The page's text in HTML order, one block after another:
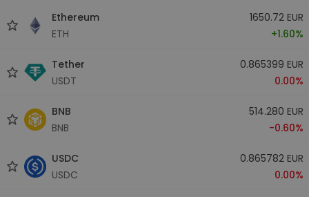
Ethereum
ETH
1650.72 EUR
+1.60%
Tether
USDT
0.865399 EUR
0.00%
BNB
BNB
514.280 EUR
-0.60%
USDC
USDC
0.865782 EUR
0.00%